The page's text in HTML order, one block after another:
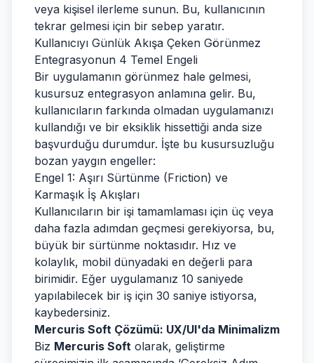
veya kişisel ilerleme sunun. Bu, kullanıcının
tekrar gelmesi için bir sebep yaratır.
Kullanıcıyı Günlük Akışa Çeken Görünmez
Entegrasyonun 4 Temel Engeli
Bir uygulamanın görünmez hale gelmesi,
kusursuz entegrasyon anlamına gelir. Bu,
kullanıcıların farkında olmadan uygulamanızı
kullandığı ve bir eksiklik hissettiği anda size
başvurduğu durumdur. İşte bu kusursuzluğu
bozan yaygın engeller:
Engel 1: Aşırı Sürtünme (Friction) ve
Karmaşık İş Akışları
Kullanıcıların bir işi tamamlaması için üç veya
daha fazla adımdan geçmesi gerekiyorsa, bu,
büyük bir sürtünme noktasıdır. Hız ve
kolaylık, mobil dünyadaki en değerli para
birimidir. Eğer uygulamanız 10 saniyede
yapılabilecek bir iş için 30 saniye istiyorsa,
kaybedersiniz.
Mercuris Soft Çözümü: UX/UI'da Minimalizm
Biz Mercuris Soft olarak, geliştirme